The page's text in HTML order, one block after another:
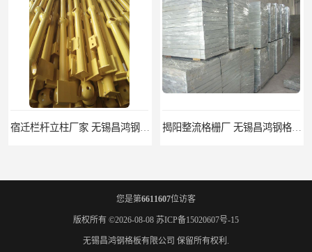
揭阳整流格栅厂 无锡昌鸿钢格板有限公司 锡林郭勒盟钢格栅踏步板 无锡昌鸿钢格板有限公司
您是第6611607位访客
版权所有 ©2026-08-08 苏ICP备15020607号-15
无锡昌鸿钢格板有限公司 保留所有权利.